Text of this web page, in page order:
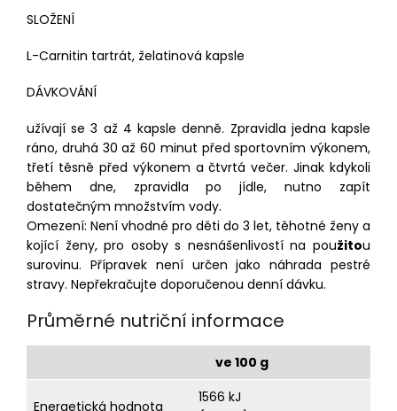
SLOŽENÍ
L-Carnitin tartrát, želatinová kapsle
DÁVKOVÁNÍ
užívají se 3 až 4 kapsle denně. Zpravidla jedna kapsle
ráno, druhá 30 až 60 minut před sportovním výkonem,
třetí těsně před výkonem a čtvrtá večer. Jinak kdykoli
během dne, zpravidla po jídle, nutno zapít
dostatečným množstvím vody.
Omezení: Není vhodné pro děti do 3 let, těhotné ženy a
kojící ženy, pro osoby s nesnášenlivostí na použitou
surovinu. Přípravek není určen jako náhrada pestré
stravy. Nepřekračujte doporučenou denní dávku.
Průměrné nutriční informace
ve 100 g
Energetická hodnota
1566 kJ